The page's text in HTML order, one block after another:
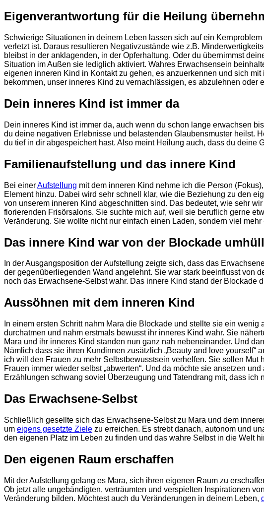
Eigenverantwortung für die Heilung
Schwierige Situationen in deinem Leben lassen sich auf ein
verletzt ist. Daraus resultieren Negativzustände wie z.B.
bleibst in der anklagenden, in der Opferhaltung. Oder du übernimmst
Situation im Außen sie lediglich aktiviert. Wahres Erwachsensein
eigenen inneren Kind in Kontakt zu gehen, es anzuerkennen und sich
bekommen, unser inneres Kind zu vernachlässigen, es abzulehnen
Dein inneres Kind ist immer da
Dein inneres Kind ist immer da, auch wenn du schon lange erwachsen
du deine negativen Erlebnisse und belastenden Glaubensmuster heilst.
du tief in dir abgespeichert hast. Also meint Heilung auch, dass du
Familienaufstellung und das innere Kind
Bei einerAufstellung mit dem inneren Kind nehme ich die Person
Element hinzu. Dabei wird sehr schnell klar, wie die Beziehung zu den
von unserem inneren Kind abgeschnitten sind. Das bedeutet, wie sehr
florierenden Frisörsalons. Sie suchte mich auf, weil sie beruflich gerne
Veränderung. Sie wollte nicht nur einfach einen Laden, sondern viel
Das innere Kind war von der Blockade
In der Ausgangsposition der Aufstellung zeigte sich, dass das
der gegenüberliegenden Wand angelehnt. Sie war stark beeinflusst von
noch das Erwachsene-Selbst wahr. Das innere Kind stand der Blockade
Aussöhnen mit dem inneren Kind
In einem ersten Schritt nahm Mara die Blockade und stellte sie ein
durchatmen und nahm erstmals bewusst ihr inneres Kind wahr. Sie
Mara und ihr inneres Kind standen nun ganz nah nebeneinander. Und
Nämlich dass sie ihren Kundinnen zusätzlich „Beauty and love yourself“
ich will den Frauen zu mehr Selbstbewusstsein verhelfen. Sie sollen Mut
Frauen immer wieder selbst „abwerten“. Und da möchte sie ansetzen
Erzählungen schwang soviel Überzeugung und Tatendrang mit, dass
Das Erwachsene-Selbst
Schließlich gesellte sich das Erwachsene-Selbst zu Mara und dem
um eigens gesetzte Ziele zu erreichen. Es strebt danach, autonom und
den eigenen Platz im Leben zu finden und das wahre Selbst in die Welt
Den eigenen Raum erschaffen
Mit der Aufstellung gelang es Mara, sich ihren eigenen Raum zu
Ob jetzt alle ungebändigten, verträumten und verspielten Inspirationen
Veränderung bilden. Möchtest auch du Veränderungen in deinem Leben,